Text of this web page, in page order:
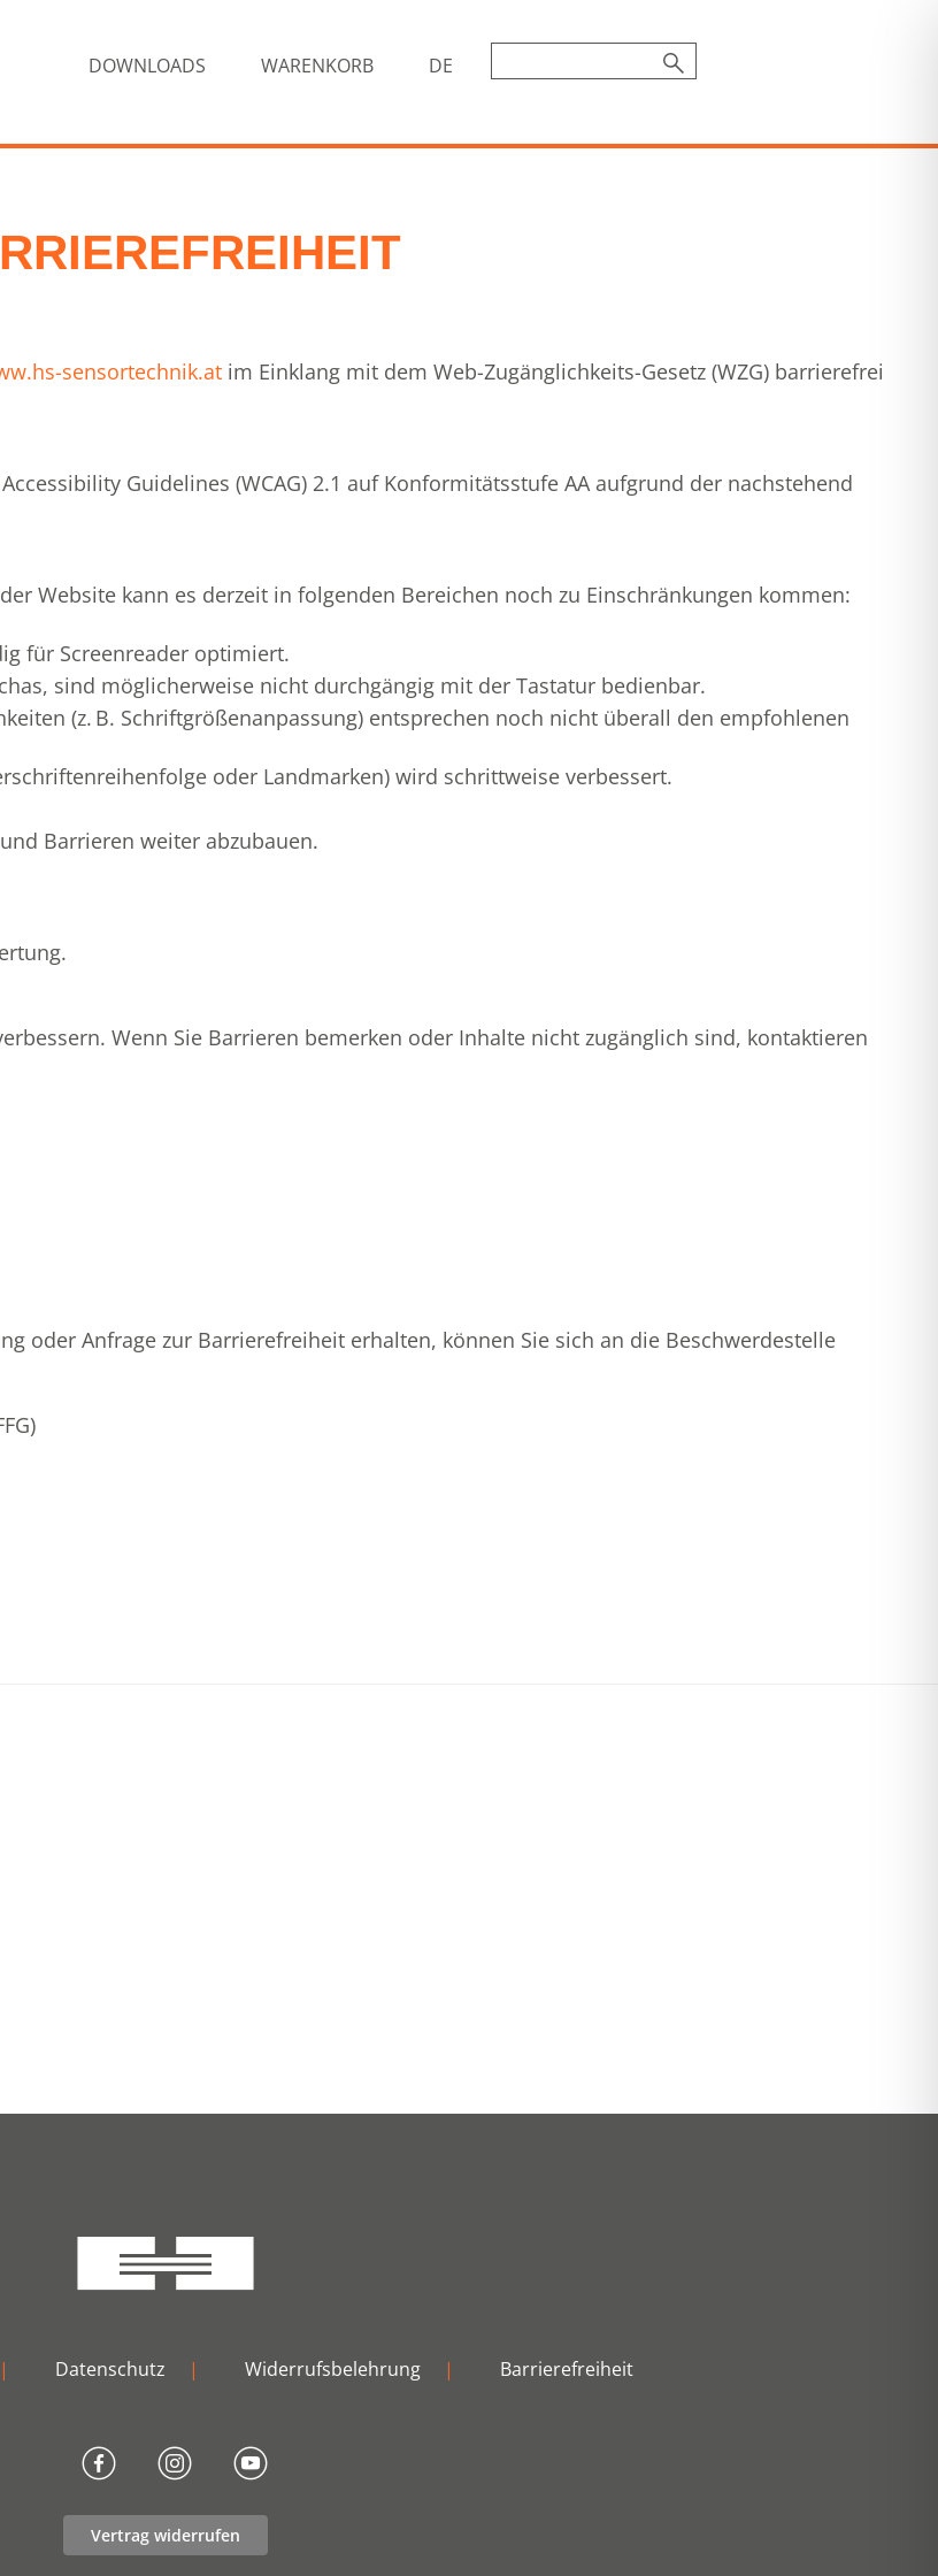
DOWNLOADS WARENKORB DE
sensortechnik.at im Einklang mit dem Web-Zugänglichkeits-Gesetz (WZG) barrierefrei
Guidelines (WCAG) 2.1 auf Konformitätsstufe AA aufgrund der nachstehend
Website kann es derzeit in folgenden Bereichen noch zu Einschränkungen kommen:
für Screenreader optimiert.
sind möglicherweise nicht durchgängig mit der Tastatur bedienbar.
(z. B. Schriftgrößenanpassung) entsprechen noch nicht überall den empfohlenen
oder Landmarken) wird schrittweise verbessert.
Barrieren weiter abzubauen.
Wenn Sie Barrieren bemerken oder Inhalte nicht zugänglich sind, kontaktieren
oder Anfrage zur Barrierefreiheit erhalten, können Sie sich an die Beschwerdestelle
| Datenschutz | Widerrufsbelehrung | Barrierefreiheit
Vertrag widerrufen